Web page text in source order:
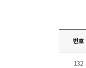
번호
132